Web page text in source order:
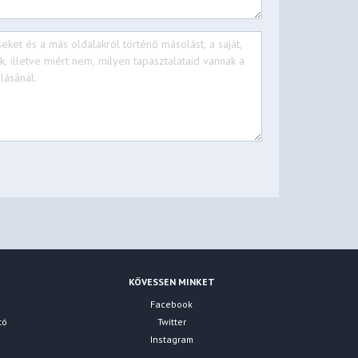
KÖVESSEN MINKET
Facebook
Twitter
Instagram